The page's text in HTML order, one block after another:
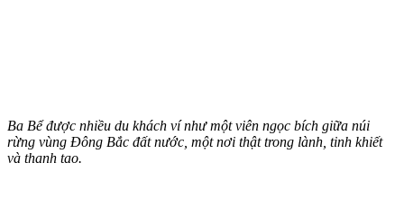
Ba Bể được nhiều du khách ví như một viên ngọc bích giữa núi
rừng vùng Đông Bắc đất nước, một nơi thật trong lành, tinh khiết
và thanh tao.